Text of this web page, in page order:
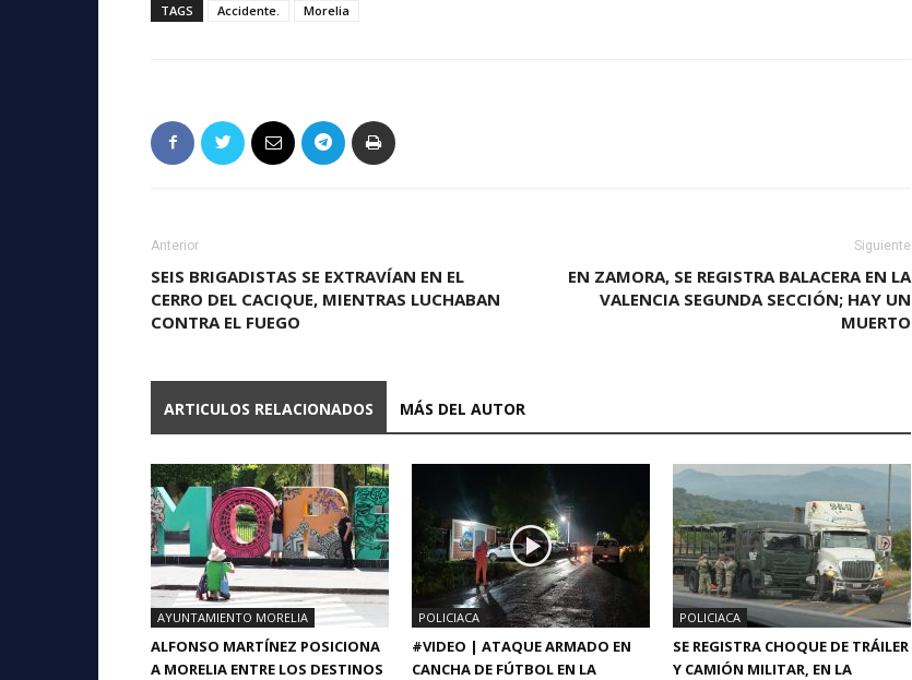
TAGS Accidente. Morelia
Anterior
SEIS BRIGADISTAS SE EXTRAVÍAN EN EL
CERRO DEL CACIQUE, MIENTRAS LUCHABAN
CONTRA EL FUEGO
Siguiente
EN ZAMORA, SE REGISTRA BALACERA EN LA
VALENCIA SEGUNDA SECCIÓN; HAY UN
MUERTO
ARTICULOS RELACIONADOS MÁS DEL AUTOR
AYUNTAMIENTO MORELIA
ALFONSO MARTÍNEZ POSICIONA
A MORELIA ENTRE LOS DESTINOS
POLICIACA
#VIDEO | ATAQUE ARMADO EN
CANCHA DE FÚTBOL EN LA
POLICIACA
SE REGISTRA CHOQUE DE TRÁILER
Y CAMIÓN MILITAR, EN LA